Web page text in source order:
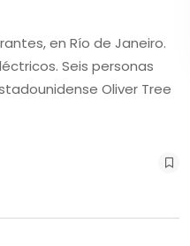
en Río de Janeiro.
Seis personas
Oliver Tree